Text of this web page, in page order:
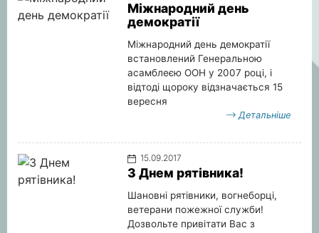
Міжнародний день
демократії
Міжнародний день демократії
встановлений Генеральною
асамблеєю ООН у 2007 році, і
відтоді щороку відзначається 15
вересня
Детальніше
15.09.2017
З Днем рятівника!
Шановні рятівники, вогнеборці,
ветерани пожежної служби!
Дозвольте привітати Вас з